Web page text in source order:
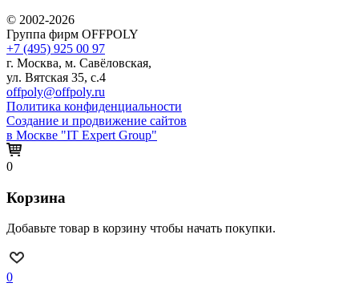
© 2002-2026
Группа фирм OFFPOLY
+7 (495) 925 00 97
г. Москва, м. Савёловская,
ул. Вятская 35, с.4
offpoly@offpoly.ru
Политика конфиденциальности
Создание и продвижение сайтов
в Москве "IT Expert Group"
0
Корзина
Добавьте товар в корзину чтобы начать покупки.
0